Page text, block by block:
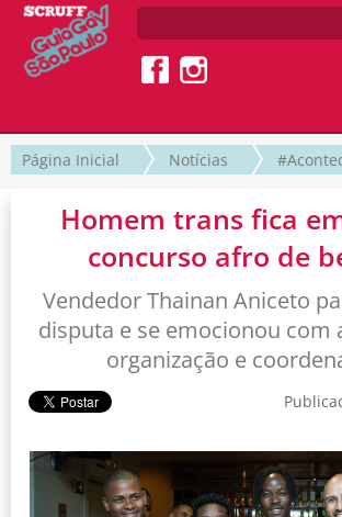
Página Inicial Notícias
Homem trans fica
concurso afro de
Vendedor Thainan Aniceto
disputa e se emocionou com
organização e